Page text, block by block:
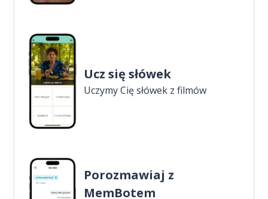
Ucz się słówek
Uczymy Cię słówek z filmów
Porozmawiaj z
MemBotem